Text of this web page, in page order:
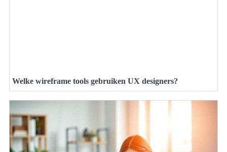
Welke wireframe tools gebruiken UX designers?